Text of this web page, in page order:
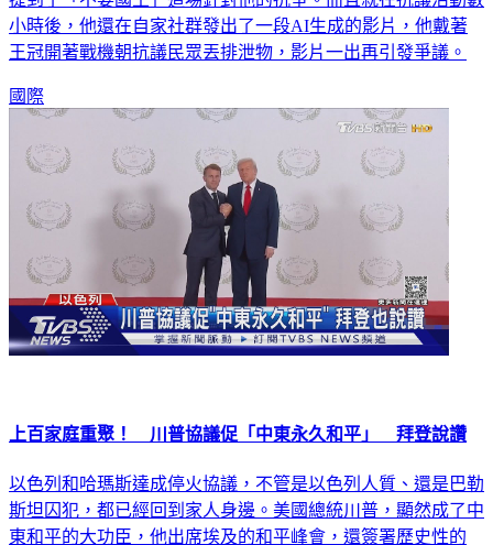
小時後，他還在自家社群發出了一段AI生成的影片，他戴著
王冠開著戰機朝抗議民眾丟排泄物，影片一出再引發爭議。
國際
上百家庭重聚！ 川普協議促「中東永久和平」 拜登說讚
以色列和哈瑪斯達成停火協議，不管是以色列人質、還是巴勒
斯坦囚犯，都已經回到家人身邊。美國總統川普，顯然成了中
東和平的大功臣，他出席埃及的和平峰會，還簽署歷史性的